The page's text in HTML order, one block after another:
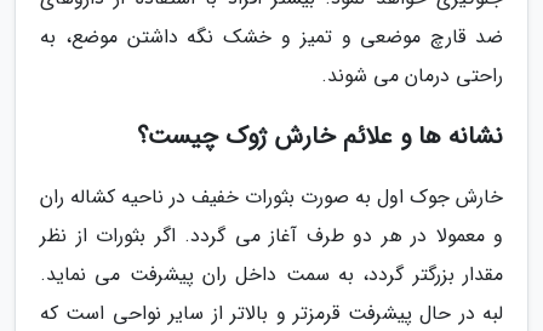
ضد قارچ موضعی و تمیز و خشک نگه داشتن موضع، به
راحتی درمان می شوند.
نشانه ها و علائم خارش ژوک چیست؟
خارش جوک اول به صورت بثورات خفیف در ناحیه کشاله ران
و معمولا در هر دو طرف آغاز می گردد. اگر بثورات از نظر
مقدار بزرگتر گردد، به سمت داخل ران پیشرفت می نماید.
لبه در حال پیشرفت قرمزتر و بالاتر از سایر نواحی است که